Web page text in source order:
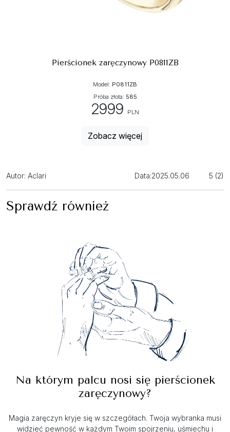
Pierścionek zaręczynowy P0811ZB
Model: P0811ZB
Próba złota: 585
2999 PLN
Zobacz więcej
Autor: Aclari Data:2025.05.06 5 (2)
Sprawdź również
Na którym palcu nosi się pierścionek
zaręczynowy?
Magia zaręczyn kryje się w szczegółach. Twoja wybranka musi
widzieć pewność w każdym Twoim spojrzeniu, uśmiechu i